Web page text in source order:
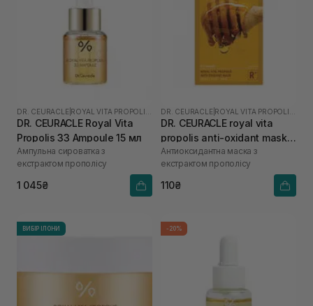
DR. CEURACLE
DR. CEURACLE Royal Vita
Propolis 33 Ampoule 15 мл
Ампульна сироватка з
екстрактом прополісу
1 045₴
DR. CEURACLE
DR. CEURACLE royal vita
propolis anti-oxidant mask 1
шт
Антиоксидантна маска з
екстрактом прополісу
110₴
ВИБІР ІЛОНИ -20%